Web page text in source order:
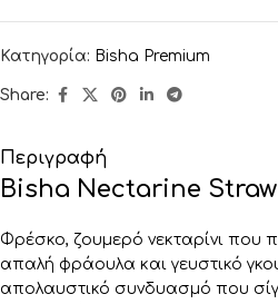
Κατηγορία: Bisha Premium
Share:
Περιγραφή
Bisha Nectarine
Φρέσκο, ζουμερό νεκταρίνι που
απαλή φράουλα και γευστικό
απολαυστικό συνδυασμό που